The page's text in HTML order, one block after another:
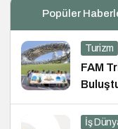
Popüler
Turizm
FAM
İş